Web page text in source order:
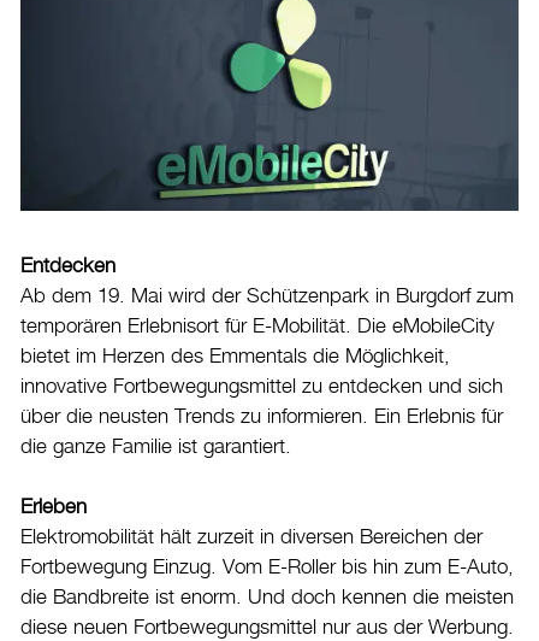
Öffnungszeiten & Kontakt
Entdecken
Ab dem 19. Mai wird der Schützenpark in Burgdorf zum
temporären Erlebnisort für E-Mobilität. Die eMobileCity
bietet im Herzen des Emmentals die Möglichkeit,
innovative Fortbewegungsmittel zu entdecken und sich
über die neusten Trends zu informieren. Ein Erlebnis für
die ganze Familie ist garantiert.
Erleben
Elektromobilität hält zurzeit in diversen Bereichen der
Fortbewegung Einzug. Vom E-Roller bis hin zum E-Auto,
die Bandbreite ist enorm. Und doch kennen die meisten
diese neuen Fortbewegungsmittel nur aus der Werbung.